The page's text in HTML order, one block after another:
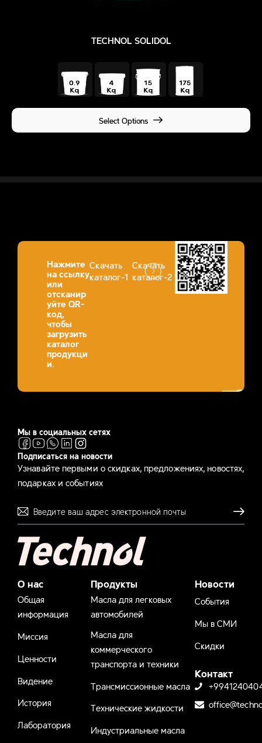
TECHNOL SOLIDOL
Select Options
Нажмите
на ссылку
или
отсканир
уйте QR-
код,
чтобы
загрузить
каталог
продукци
и.
Скачать
каталог-1
Скачать
каталог-2
Мы в социальных сетях
Подписаться на новости
Узнавайте первыми о скидках, предложениях, новостях,
подарках и событиях
О нас
Общая
информация
Миссия
Ценности
Видение
История
Лаборатория
Продукты
Масла для легковых
автомобилей
Масла для
коммерческого
транспорта и техники
Трансмиссионные масла
Технические жидкости
Индустриальные масла
Новости
События
Мы в СМИ
Скидки
Контакт